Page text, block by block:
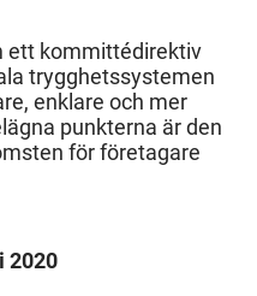
ett kommittédirektiv
trygghetssystemen
enklare och mer
punkterna är den
för företagare
2020